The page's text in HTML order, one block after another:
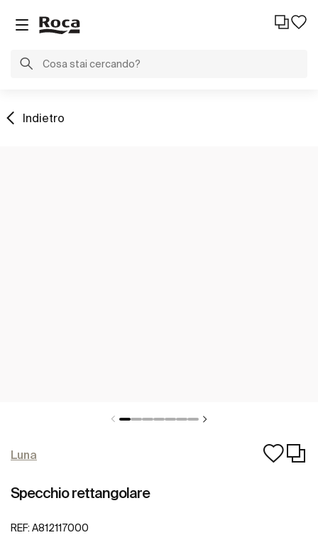
Indietro
Luna
Specchio rettangolare
REF: A812117000